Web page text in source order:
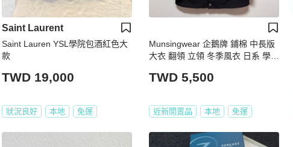
Saint Laurent
Saint Lauren YSL學院包酒紅色大
款
TWD 19,000
狀況良好 本地 免運
Munsingwear 企鵝牌 鋪棉 中長版
大衣 翻領 立領 冬季風衣 日系 學院
著
TWD 5,500
近新閒置品 本地 免運